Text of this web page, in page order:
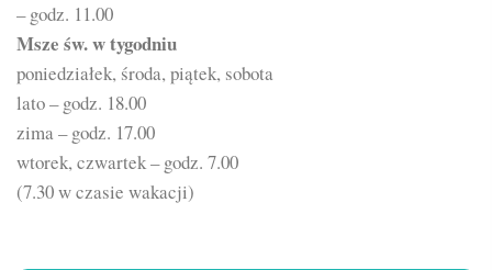
– godz. 11.00
Msze św. w tygodniu
poniedziałek, środa, piątek, sobota
lato – godz. 18.00
zima – godz. 17.00
wtorek, czwartek – godz. 7.00
(7.30 w czasie wakacji)